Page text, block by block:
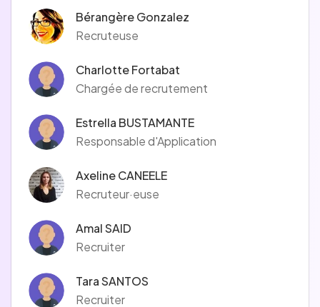
Bérangère Gonzalez
Recruteuse
Charlotte Fortabat
Chargée de recrutement
Estrella BUSTAMANTE
Responsable d'Application
Axeline CANEELE
Recruteur·euse
Amal SAID
Recruiter
Tara SANTOS
Recruiter